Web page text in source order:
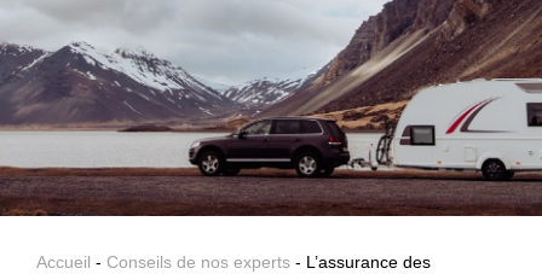
Accueil - Conseils de nos experts - L’assurance des